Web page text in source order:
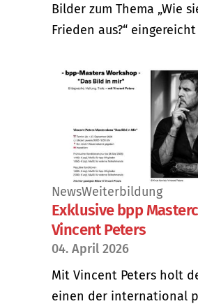
Bilder zum Thema „Wie
Frieden aus?“
NewsWeiterbildung
Exklusive bpp
Vincent Peters
04. April 2026
Mit Vincent Peters holt
einen der international